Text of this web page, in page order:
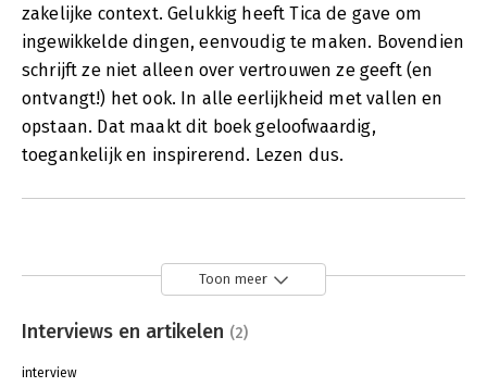
zakelijke context. Gelukkig heeft Tica de gave om
ingewikkelde dingen, eenvoudig te maken. Bovendien
schrijft ze niet alleen over vertrouwen ze geeft (en
ontvangt!) het ook. In alle eerlijkheid met vallen en
opstaan. Dat maakt dit boek geloofwaardig,
toegankelijk en inspirerend. Lezen dus.
Toon meer
Interviews en artikelen (2)
interview